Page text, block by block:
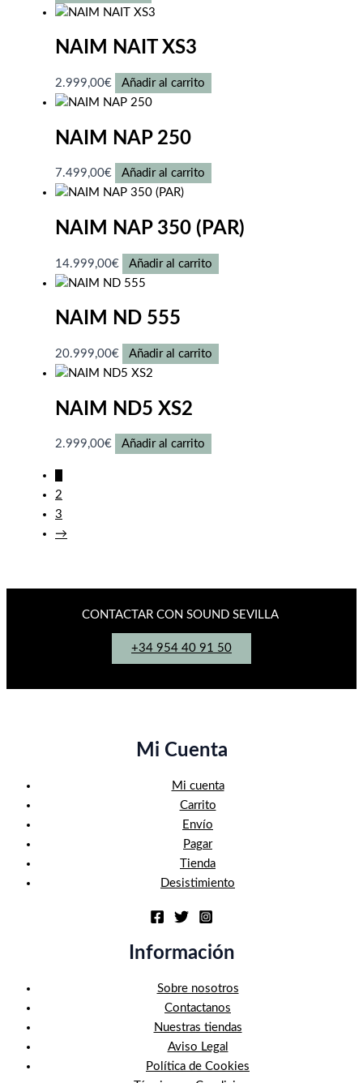
NAIM NAIT XS3
2.999,00€ Añadir al carrito
NAIM NAP 250
7.499,00€ Añadir al carrito
NAIM NAP 350 (PAR)
14.999,00€ Añadir al carrito
NAIM ND 555
20.999,00€ Añadir al carrito
NAIM ND5 XS2
2.999,00€ Añadir al carrito
2
3
→
CONTACTAR CON SOUND SEVILLA
+34 954 40 91 50
Mi Cuenta
Mi cuenta
Carrito
Envío
Pagar
Tienda
Desistimiento
Información
Sobre nosotros
Contactanos
Nuestras tiendas
Aviso Legal
Política de Cookies